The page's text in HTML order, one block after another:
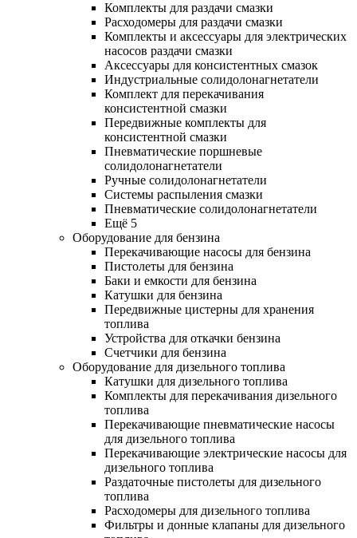
Комплекты для раздачи смазки
Расходомеры для раздачи смазки
Комплекты и аксессуары для электрических
насосов раздачи смазки
Аксессуары для консистентных смазок
Индустриальные солидолонагнетатели
Комплект для перекачивания
консистентной смазки
Передвижные комплекты для
консистентной смазки
Пневматические поршневые
солидолонагнетатели
Ручные солидолонагнетатели
Системы распыления смазки
Пневматические солидолонагнетатели
Ещё 5
Оборудование для бензина
Перекачивающие насосы для бензина
Пистолеты для бензина
Баки и емкости для бензина
Катушки для бензина
Передвижные цистерны для хранения
топлива
Устройства для откачки бензина
Счетчики для бензина
Оборудование для дизельного топлива
Катушки для дизельного топлива
Комплекты для перекачивания дизельного
топлива
Перекачивающие пневматические насосы
для дизельного топлива
Перекачивающие электрические насосы для
дизельного топлива
Раздаточные пистолеты для дизельного
топлива
Расходомеры для дизельного топлива
Фильтры и донные клапаны для дизельного